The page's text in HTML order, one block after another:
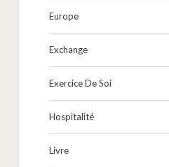
Europe
Exchange
Exercice De Soi
Hospitalité
Livre